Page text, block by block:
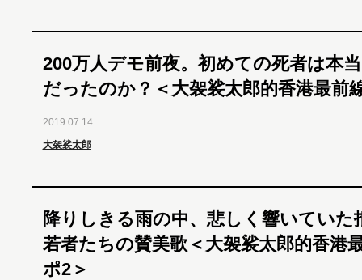
200万人デモ前夜。初めての死者は本
だったのか？＜大袈裟太郎的香港最前
2019.07.14
大袈裟太郎
降りしきる雨の中、悲しく響いていた
若者たちの賛美歌＜大袈裟太郎的香港
ポ2＞